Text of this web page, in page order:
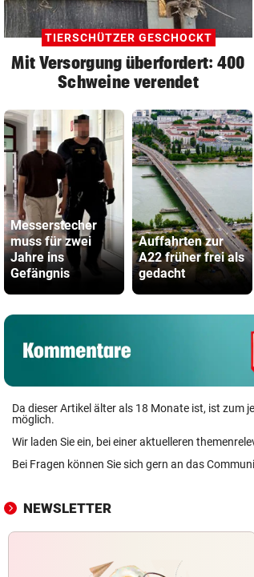
TIERSCHÜTZER GESCHOCKT
Mit Versorgung überfordert: 400
Schweine verendet
Messerstecher
muss für zwei
Jahre ins
Gefängnis
Auffahrten zur
A22 früher frei als
gedacht
Da dieser Artikel älter als 18 Monate ist, ist zum
möglich.
Wir laden Sie ein, bei einer aktuelleren
Bei Fragen können Sie sich gern an das
NEWSLETTER